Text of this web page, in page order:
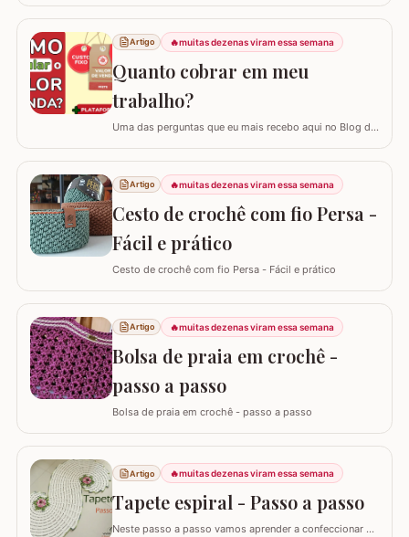
tapete camélia para o pé do vaso sanitário. Este passo
a passo foi elaborado com muito carinho para que você
complete seu jogo de banheiro com perfeição. É uma
peça com encaixe preciso e um…
Artigo 🔥muitas dezenas viram essa semana
Quanto cobrar em meu
trabalho?
Uma das perguntas que eu mais recebo aqui no Blog do
quem já tem estrada, é: "Samuel, quanto eu devo cobrar
pelas minhas peças?". Eu sei que muitas vezes o medo
de cobrar o valor justo e não vender fala mais alto, mas
hoje eu quero te ajudar a mudar…
Artigo 🔥muitas dezenas viram essa semana
Cesto de crochê com fio Persa -
Fácil e prático
Cesto de crochê com fio Persa - Fácil e prático
Artigo 🔥muitas dezenas viram essa semana
Bolsa de praia em crochê -
passo a passo
Bolsa de praia em crochê - passo a passo
Artigo 🔥muitas dezenas viram essa semana
Tapete espiral - Passo a passo
Neste passo a passo vamos aprender a confeccionar o